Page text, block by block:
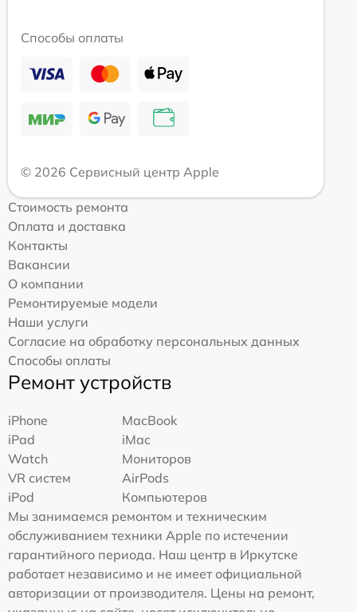
Способы оплаты
© 2026 Сервисный центр Apple
Стоимость ремонта
Оплата и доставка
Контакты
Вакансии
О компании
Ремонтируемые модели
Наши услуги
Согласие на обработку персональных данных
Способы оплаты
Ремонт устройств
iPhone
MacBook
iPad
iMac
Watch
Мониторов
VR систем
AirPods
iPod
Компьютеров
Мы занимаемся ремонтом и техническим
обслуживанием техники Apple по истечении
гарантийного периода. Наш центр в Иркутске
работает независимо и не имеет официальной
авторизации от производителя. Цены на ремонт,